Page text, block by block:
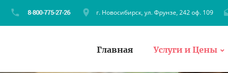
г. Новосибирск, ул. Фрунзе, 242 оф. 109
Главная Услуги и Цены